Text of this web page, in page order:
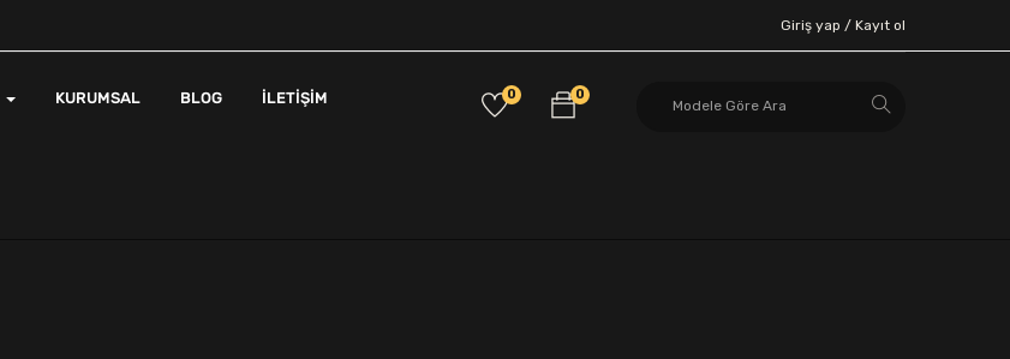
Giriş yap / Kayıt ol
KURUMSAL BLOG İLETIŞIM 0
0